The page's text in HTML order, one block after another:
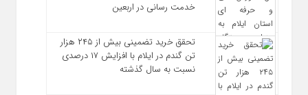
خدمت‌ رسانی در اربعین
تحقق خرید تضمینی بیش از ۲۴۵ هزار
تن گندم در ایلام با افزایش ۱۷ درصدی
نسبت به سال گذشته